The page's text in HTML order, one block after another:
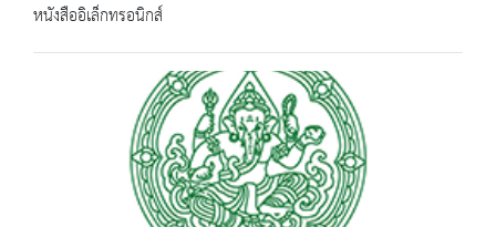
หนังสืออิเล็กทรอนิกส์